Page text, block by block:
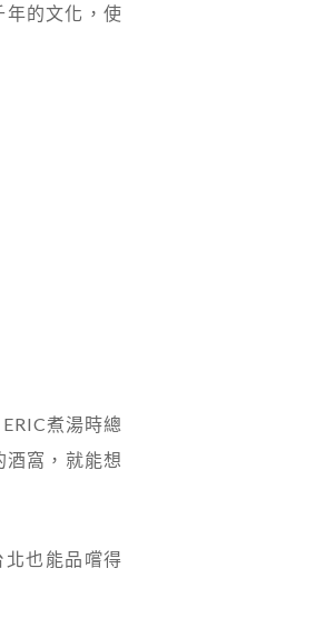
的文化，使
煮湯時總
窩，就能想
也能品嚐得